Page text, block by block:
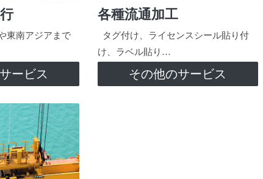
東南アジアまで
ービス
各種流通加工
タグ付け、ライセンスシール貼り付
け、ラベル貼り…
その他のサービス